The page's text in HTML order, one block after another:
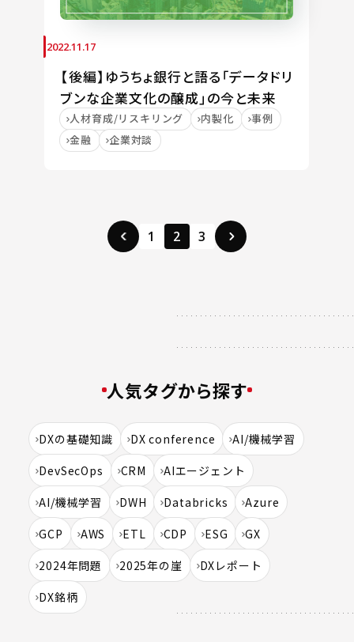
2022.11.17
【後編】ゆうちょ銀行と語る「データドリ
ブンな企業文化の醸成」の今と未来
人材育成/リスキリング 内製化
事例
金融
企業対談
1 2 3
人気タグから探す
DXの基礎知識 DX conference
AI/機械学習
DevSecOps
CRM
AIエージェント
AI/機械学習
DWH Databricks
Azure
GCP
AWS ETL CDP ESG
GX
2024年問題
2025年の崖
DXレポート
DX銘柄